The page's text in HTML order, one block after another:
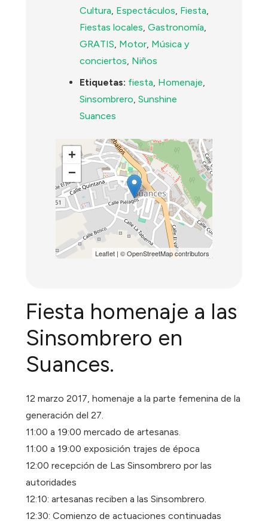
Cultura, Espectáculos, Fiesta,
Fiestas locales,Gastronomía,
GRATIS, Motor, Música y
conciertos, Niños
Etiquetas: fiesta, Homenaje,
Sinsombrero,Sunshine
Suances
+
−
Leaflet| ©OpenStreetMapcontributors
Fiesta homenaje a las
Sinsombrero en
Suances.
12 marzo 2017, homenaje a la parte femenina de la
generación del 27.
11:00 a 19:00 mercado de artesanas.
11:00 a 19:00 exposición trajes de época
12:00 recepción de Las Sinsombrero por las
autoridades
12:10: artesanas reciben a las Sinsombrero.
12:30: Comienzo de actuaciones continuadas